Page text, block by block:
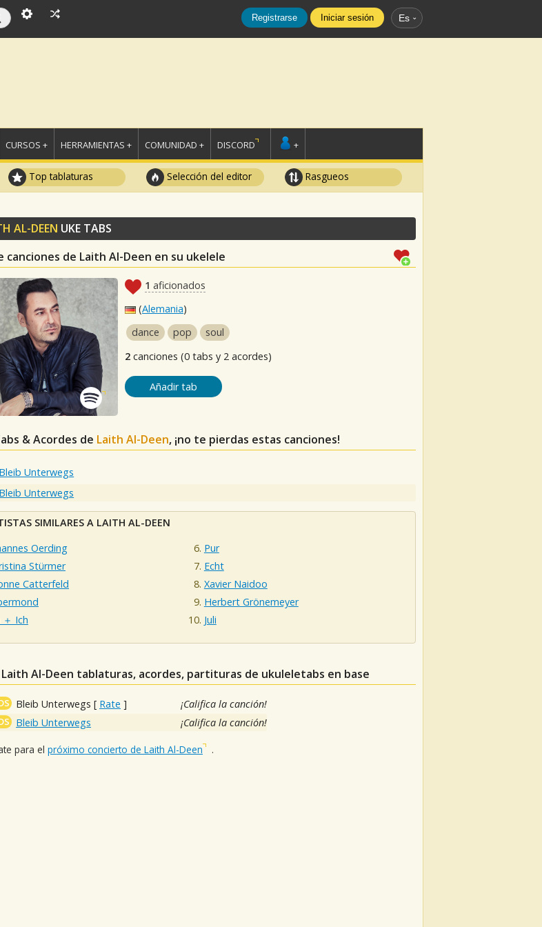
Registrarse Iniciar sesión Es
CURSOS + HERRAMIENTAS + COMUNIDAD + DISCORD +
Top tablaturas Selección del editor Rasgueos
AL-DEEN UKE TABS
canciones de Laith Al-Deen en su ukelele
1 aficionados
(Alemania)
dance
pop
soul
2 canciones (0 tabs y 2 acordes)
Añadir tab
& Acordes de Laith Al-Deen, ¡no te pierdas estas canciones!
Bleib Unterwegs
Bleib Unterwegs
SIMILARES A LAITH AL-DEEN
Oerding
Stürmer
Catterfeld
＋ Ich
Pur
Echt
Xavier Naidoo
Herbert Grönemeyer
Juli
Laith Al-Deen tablaturas, acordes, partituras de ukuleletabs en base
Bleib Unterwegs [ Rate ] ¡Califica la canción!
Bleib Unterwegs ¡Califica la canción!
para el próximo concierto de Laith Al-Deen .